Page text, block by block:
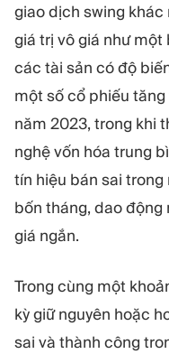
giao dịch swing khác
giá trị vô giá như
các tài sản có độ
một số cổ phiếu
năm 2023, trong khi
nghệ vốn hóa trung
tín hiệu bán sai
bốn tháng, dao
giá ngắn.
Trong cùng một
kỳ giữ nguyên hoặc
sai và thành công